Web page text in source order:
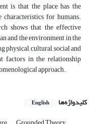
is that the place has the
for humans.
shows that the effective
and the environment in the
physical, cultural, social and
factors in the relationship
approach.
کلیدواژه‌ها English